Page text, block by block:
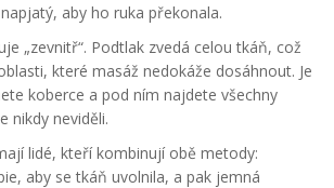
aby ho ruka překonala.
„zevnitř“. Podtlak zvedá celou tkáň, což
které masáž nedokáže dosáhnout. Je
koberce a pod ním najdete všechny
nikdy neviděli.
lidé, kteří kombinují obě metody:
aby se tkáň uvolnila, a pak jemná